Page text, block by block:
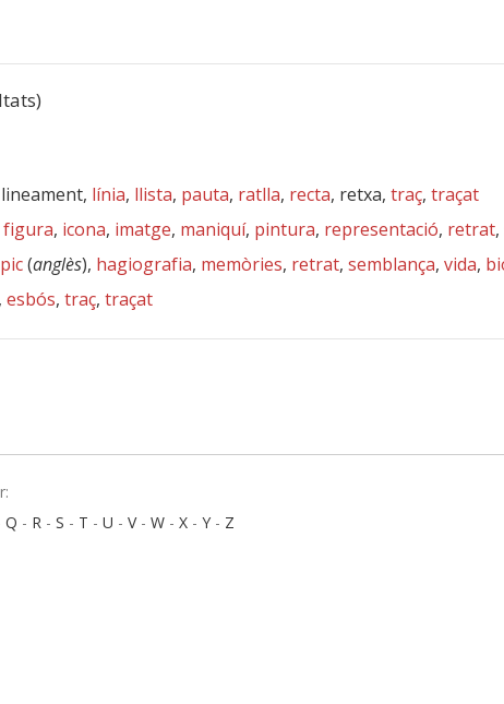
línia, llista, pauta, ratlla, recta, retxa, traç, traçat
figura, icona, imatge, maniquí, pintura, representació, retrat,
(anglès), hagiografia, memòries, retrat, semblança, vida,
, esbós, traç, traçat
Q - R - S - T - U - V- W - X - Y - Z